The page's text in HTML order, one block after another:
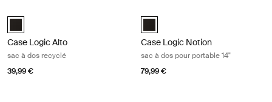
Case Logic Alto Recycled Backpack Noir (selected)
Case Logic Alto
sac à dos recyclé
39,99 €
Case Logic Notion 14" Laptop
Case Logic Notion
sac à dos pour portable 14"
79,99 €